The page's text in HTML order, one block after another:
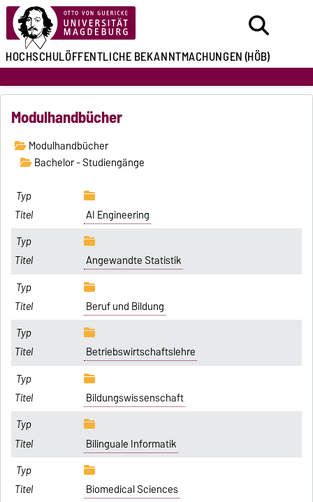
HOCHSCHULÖFFENTLICHEBEKANNTMACHUNGEN(HÖB)
Modulhandbücher
Modulhandbücher
Bachelor - Studiengänge
AI Engineering
Angewandte Statistik
Beruf und Bildung
Betriebswirtschaftslehre
Bildungswissenschaft
Bilinguale Informatik
Biomedical Sciences